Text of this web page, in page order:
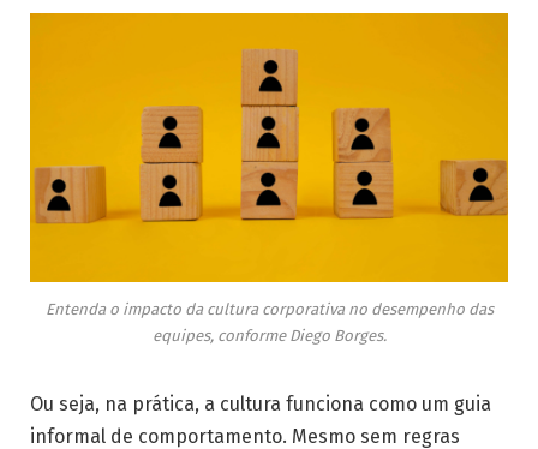
Entenda o impacto da cultura corporativa no desempenho das
equipes, conforme Diego Borges.
Ou seja, na prática, a cultura funciona como um guia
informal de comportamento. Mesmo sem regras